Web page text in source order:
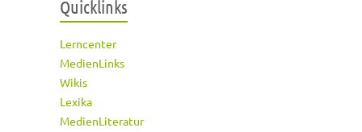
Quicklinks
Lerncenter
MedienLinks
Wikis
Lexika
MedienLiteratur